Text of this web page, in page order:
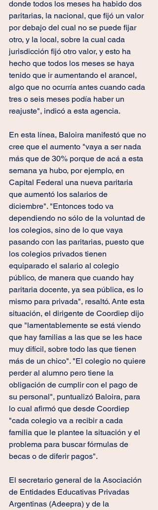
donde todos los meses ha habido dos
paritarias, la nacional, que fijó un valor
por debajo del cual no se puede fijar
otro, y la local, sobre la cual cada
jurisdicción fijó otro valor, y esto ha
hecho que todos los meses se haya
tenido que ir aumentando el arancel,
algo que no ocurría antes cuando cada
tres o seis meses podía haber un
reajuste", indicó a esta agencia.
En esta línea, Baloira manifestó que no
cree que el aumento "vaya a ser nada
más que de 30% porque de acá a esta
semana ya hubo, por ejemplo, en
Capital Federal una nueva paritaria
que aumentó los salarios de
diciembre". "Entonces todo va
dependiendo no sólo de la voluntad de
los colegios, sino de lo que vaya
pasando con las paritarias, puesto que
los colegios privados tienen
equiparado el salario al colegio
público, de manera que cuando hay
paritaria docente, ya sea pública, es lo
mismo para privada", resaltó. Ante esta
situación, el dirigente de Coordiep dijo
que "lamentablemente se está viendo
que hay familias a las que se les hace
muy difícil, sobre todo las que tienen
más de un chico". "El colegio no quiere
perder al alumno pero tiene la
obligación de cumplir con el pago de
su personal", puntualizó Baloira, para
lo cual afirmó que desde Coordiep
"cada colegio va a recibir a cada
familia que le plantee la situación y el
problema para buscar fórmulas de
becas o de diferir pagos".
El secretario general de la Asociación
de Entidades Educativas Privadas
Argentinas (Adeepra) y de la